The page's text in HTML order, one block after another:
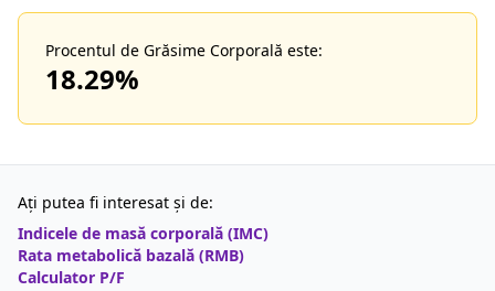
Procentul de Grăsime Corporală este:
18.29%
Ați putea fi interesat și de:
Indicele de masă corporală (IMC)
Rata metabolică bazală (RMB)
Calculator P/F